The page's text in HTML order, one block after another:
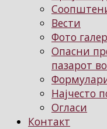
Вести
Фото
Опасни
пазарот
Најчесто
Огласи
Контакт